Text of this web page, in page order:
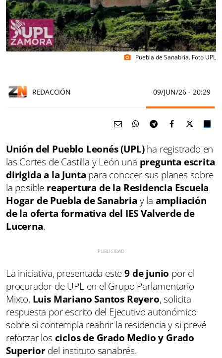
photo_camera Puebla de Sanabria. Foto UPL
REDACCIÓN 09/JUN/26 - 20:29
Unión del Pueblo Leonés (UPL)ha registrado en
las Cortes de Castilla y León una pregunta escrita
dirigida a la Junta para conocer sus planes sobre
la posible reapertura de la Residencia Escuela
Hogar de Puebla de Sanabria y la ampliación
de la oferta formativa del IES Valverde de
Lucerna.
La iniciativa, presentada este9 de junio por el
procurador de UPL en el Grupo Parlamentario
Mixto, Luis Mariano Santos Reyero, solicita
respuesta por escrito del Ejecutivo autonómico
sobre si contempla reabrir la residencia y si prevé
reforzar los ciclos de Grado Medio y Grado
Superiordel instituto sanabrés.